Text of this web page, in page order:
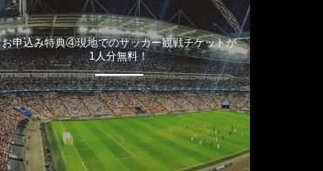
お申込み特典④現地でのサッカー観戦チケットが
1人分無料！